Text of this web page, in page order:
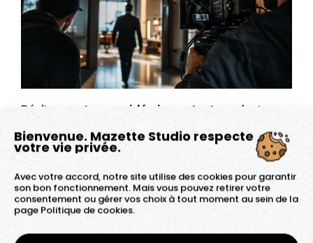
Bienvenue. Mazette Studio respecte
votre vie privée.
Avec votre accord, notre site utilise des cookies pour garantir
son bon fonctionnement. Mais vous pouvez retirer votre
consentement ou gérer vos choix à tout moment au sein de la
page Politique de cookies.
Réaliser un teaser vidéo impactant , ce n’est pas
une question d’effets sonores et visuels. C’est
avant tout une question d’équilibre. Un bon teaser
repose sur quelques ingrédients simples, mais
essentiels.
Une durée courte et un rythme